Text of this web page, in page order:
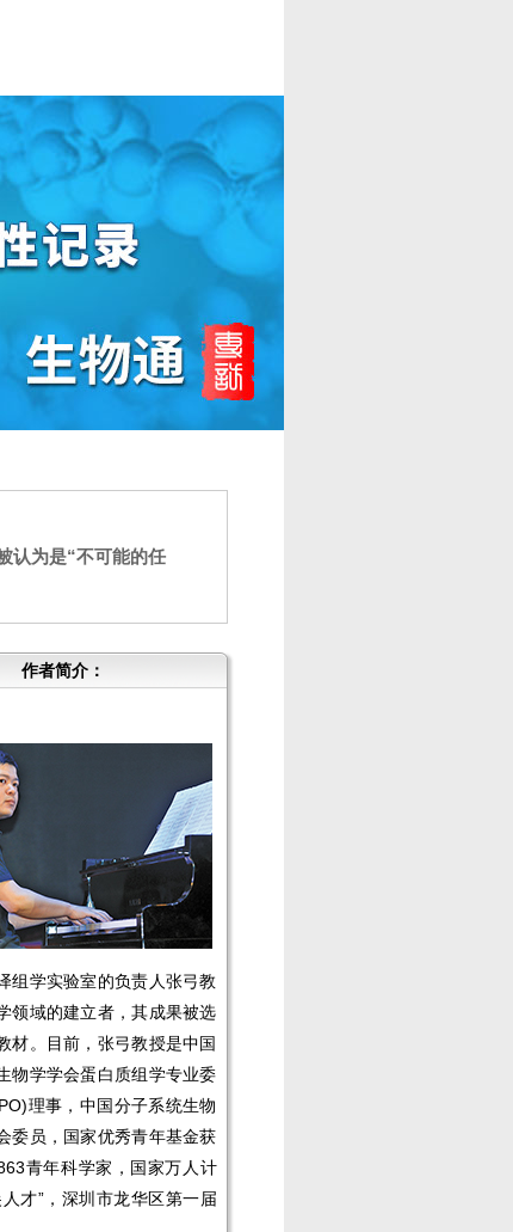
认为是“不可能的任
作者简介：
组学实验室的负责人张弓教
领域的建立者，其成果被选
材。目前，张弓教授是中国
物学学会蛋白质组学专业委
理事，中国分子系统生物
委员，国家优秀青年基金获
青年科学家，国家万人计
才”，深圳市龙华区第一届